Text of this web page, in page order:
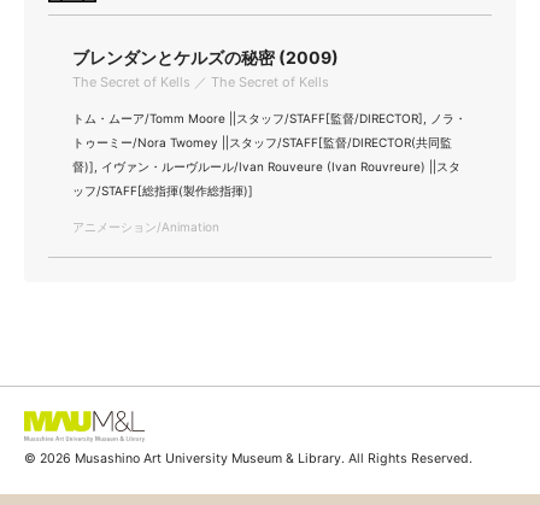
ブレンダンとケルズの秘密 (2009)
The Secret of Kells ／ The Secret of Kells
トム・ムーア/Tomm Moore ||スタッフ/STAFF[監督/DIRECTOR], ノラ・
トゥーミー/Nora Twomey ||スタッフ/STAFF[監督/DIRECTOR(共同監
督)], イヴァン・ルーヴルール/Ivan Rouveure (Ivan Rouvreure) ||スタ
ッフ/STAFF[総指揮(製作総指揮)]
アニメーション/Animation
© 2026 Musashino Art University Museum & Library. All Rights Reserved.